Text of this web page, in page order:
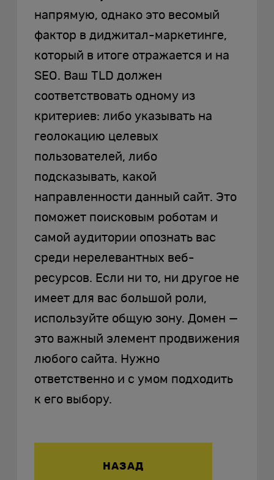
напрямую, однако это весомый
фактор в диджитал-маркетинге,
который в итоге отражается и на
SEO. Ваш TLD должен
соответствовать одному из
критериев: либо указывать на
геолокацию целевых
пользователей, либо
подсказывать, какой
направленности данный сайт. Это
поможет поисковым роботам и
самой аудитории опознать вас
среди нерелевантных веб-
ресурсов. Если ни то, ни другое не
имеет для вас большой роли,
используйте общую зону. Домен —
это важный элемент продвижения
любого сайта. Нужно
ответственно и с умом подходить
к его выбору.
НАЗАД